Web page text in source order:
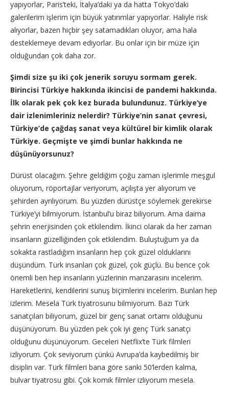
yapıyorlar, Paris’teki, İtalya’daki ya da hatta Tokyo’daki
galerilerim işlerim için büyük yatırımlar yapıyorlar. Haliyle risk
alıyorlar, bazen hiçbir şey satamadıkları oluyor, ama hala
desteklemeye devam ediyorlar. Bu onlar için bir müze için
olduğundan çok daha zor.
Şimdi size şu iki çok jenerik soruyu sormam gerek.
Birincisi Türkiye hakkında ikincisi de pandemi hakkında.
İlk olarak pek çok kez burada bulundunuz. Türkiye’ye
dair izlenimleriniz nelerdir? Türkiye’nin sanat çevresi,
Türkiye’de çağdaş sanat veya kültürel bir kimlik olarak
Türkiye. Geçmişte ve şimdi bunlar hakkında ne
düşünüyorsunuz?
Dürüst olacağım. Şehre geldiğim çoğu zaman işlerimle meşgul
oluyorum, röportajlar veriyorum, açılışta yer alıyorum ve
şehirden ayrılıyorum. Bu yüzden dürüstçe söylemek gerekirse
Türkiye’yi bilmiyorum. İstanbul’u biraz biliyorum. Ama daima
şehrin enerjisinden çok etkilendim. İkinci olarak da her zaman
insanların güzelliğinden çok etkilendim. Buluştuğum ya da
sokakta rastladığım insanların hep çok güzel olduklarını
düşündüm. Türk insanları çok güzel, çok güçlü. Bu bence çok
önemli ben hep insanların yüzlerinin manzarasını incelerim.
Hareketlerini, kendilerini sunuş biçimlerini incelerim. Bunları hep
izlerim. Mesela Türk tiyatrosunu bilmiyorum. Bazı Türk
sanatçıları biliyorum, güzel bir genç sanat ortamı olduğunu
düşünüyorum. Bu yüzden pek çok iyi genç Türk sanatçı
olduğunu düşünüyorum. Geceleri Netflix’te Türk filmleri
izliyorum. Çok seviyorum çünkü Avrupa’da kaybedilmiş bir
disiplin var. Türk filmleri bana göre sanki 50’lerden kalma,
bulvar tiyatrosu gibi. Çok komik filmler izliyorum mesela.